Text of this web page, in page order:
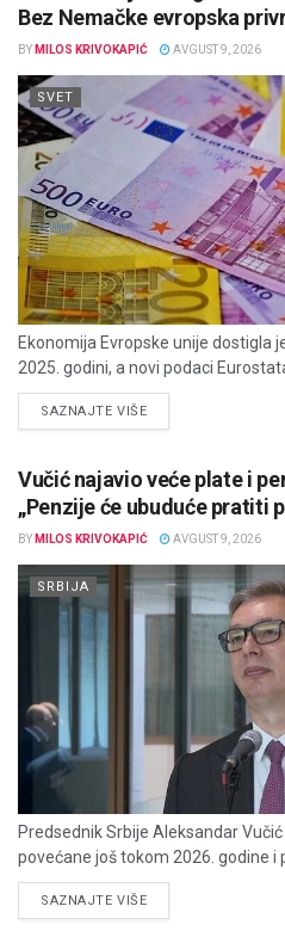
Bez Nemačke evropska
BY MILOS KRIVOKAPIĆ AVGUST 9, 2026
SVET
Ekonomija Evropske unije dostigla
2025. godini, a novi podaci
SAZNAJTE VIŠEDETAILS
Vučić najavio veće plate i
„Penzije će ubuduće pratiti
BY MILOS KRIVOKAPIĆ AVGUST 9, 2026
SRBIJA
Predsednik Srbije Aleksandar
povećane još tokom 2026. godine i
SAZNAJTE VIŠEDETAILS